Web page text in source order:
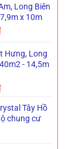
Long Biên
x 10m
Hưng, Long
- 14,5m
Tây Hồ
chung cư